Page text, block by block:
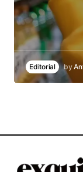
Editorial by